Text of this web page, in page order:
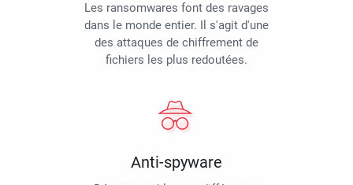
Les ransomwares font des ravages
dans le monde entier. Il s'agit d'une
des attaques de chiffrement de
fichiers les plus redoutées.
Anti-spyware